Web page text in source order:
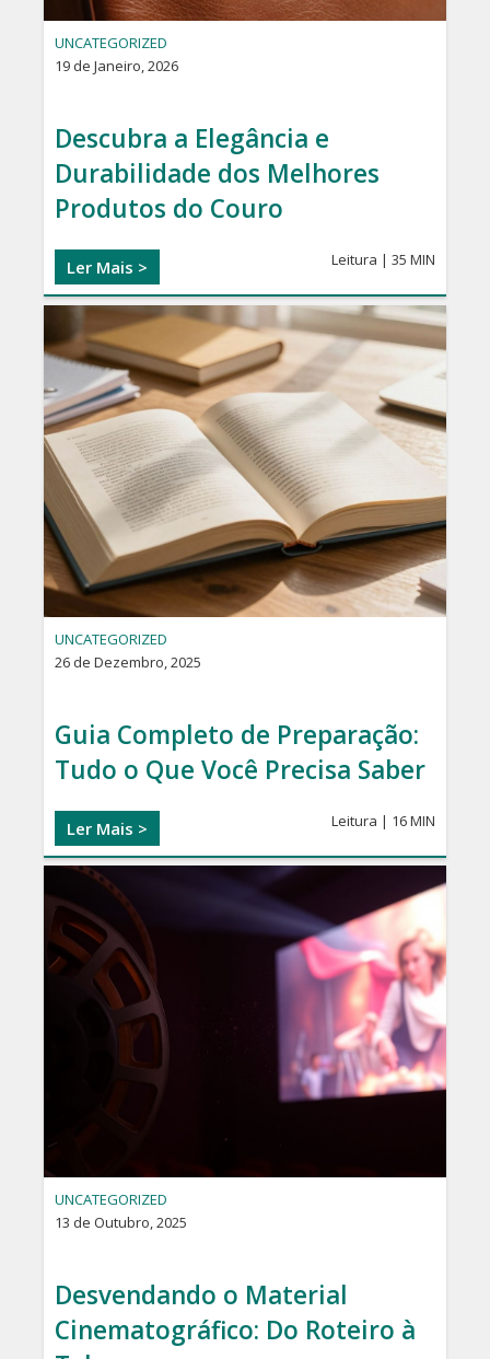
UNCATEGORIZED
19 de Janeiro, 2026
Descubra a Elegância e
Durabilidade dos Melhores
Produtos do Couro
Ler Mais > Leitura | 35 MIN
UNCATEGORIZED
26 de Dezembro, 2025
Guia Completo de Preparação:
Tudo o Que Você Precisa Saber
Ler Mais > Leitura | 16 MIN
UNCATEGORIZED
13 de Outubro, 2025
Desvendando o Material
Cinematográfico: Do Roteiro à